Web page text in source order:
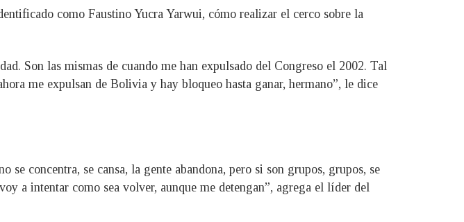
como Faustino Yucra Yarwui, cómo realizar el cerco sobre la
Son las mismas de cuando me han expulsado del Congreso el 2002. Tal
me expulsan de Bolivia y hay bloqueo hasta ganar, hermano”, le dice
concentra, se cansa, la gente abandona, pero si son grupos, grupos, se
a intentar como sea volver, aunque me detengan”, agrega el líder del